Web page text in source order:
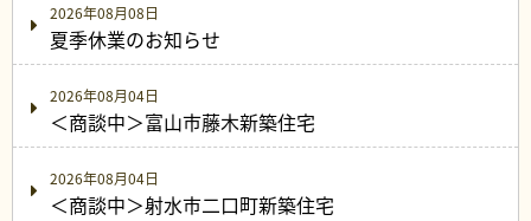
2026年08月08日
夏季休業のお知らせ
2026年08月04日
＜商談中＞富山市藤木新築住宅
2026年08月04日
＜商談中＞射水市二口町新築住宅